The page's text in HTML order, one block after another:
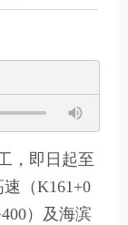
，即日起至
（K161+0
）及海滨